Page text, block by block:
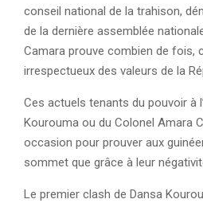
conseil national de la trahison,
de la dernière assemblée
Camara prouve combien de fois,
irrespectueux des valeurs de la
Ces actuels tenants du pouvoir à
Kourouma ou du Colonel Amara
occasion pour prouver aux
sommet que grâce à leur
Le premier clash de Dansa